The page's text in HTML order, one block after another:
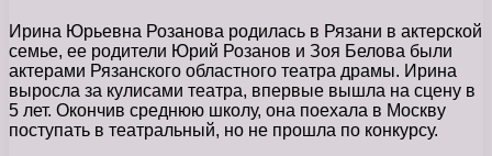
Ирина Юрьевна Розанова родилась в Рязани в актерской
семье, ее родители Юрий Розанов и Зоя Белова были
актерами Рязанского областного театра драмы. Ирина
выросла за кулисами театра, впервые вышла на сцену в
5 лет. Окончив среднюю школу, она поехала в Москву
поступать в театральный, но не прошла по конкурсу.